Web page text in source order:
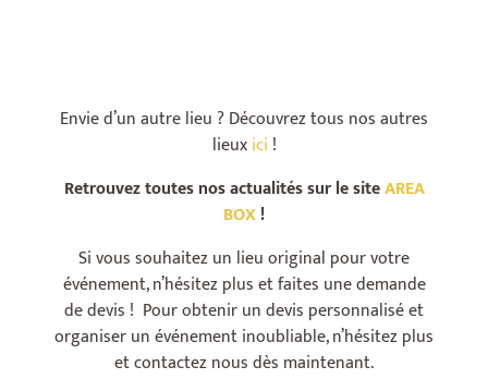
Envie d’un autre lieu ? Découvrez tous nos autres
lieux ici !
Retrouvez toutes nos actualités sur le siteAREA
BOX!
Si vous souhaitez un lieu original pour votre
événement, n’hésitez plus et faites une demande
de devis ! Pour obtenir un devis personnalisé et
organiser un événement inoubliable, n’hésitez plus
et contactez nous dès maintenant.